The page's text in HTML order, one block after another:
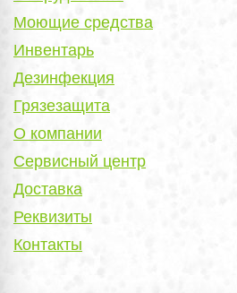
Моющие средства
Инвентарь
Дезинфекция
Грязезащита
О компании
Сервисный центр
Доставка
Реквизиты
Контакты